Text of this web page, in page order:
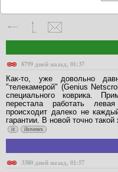
8799 дней назад, 01:37
Как-то, уже довольно
"телекамерой" (Genius
специального коврика.
перестала работать
происходит далеко не
гарантии. В новой точно
it ibnews
3380 дней назад, 01:57